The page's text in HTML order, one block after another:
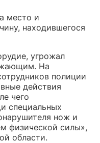
место и
находившегося
угрожал
На
полиции
действия
чего
специальных
нож и
физической силы»,
области.